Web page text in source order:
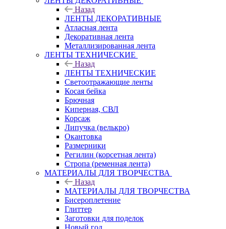
Назад
ЛЕНТЫ ДЕКОРАТИВНЫЕ
Атласная лента
Декоративная лента
Металлизированная лента
ЛЕНТЫ ТЕХНИЧЕСКИЕ
Назад
ЛЕНТЫ ТЕХНИЧЕСКИЕ
Светоотражающие ленты
Косая бейка
Брючная
Киперная, СВЛ
Корсаж
Липучка (велькро)
Окантовка
Размерники
Регилин (корсетная лента)
Стропа (ременная лента)
МАТЕРИАЛЫ ДЛЯ ТВОРЧЕСТВА
Назад
МАТЕРИАЛЫ ДЛЯ ТВОРЧЕСТВА
Бисероплетение
Глиттер
Заготовки для поделок
Новый год